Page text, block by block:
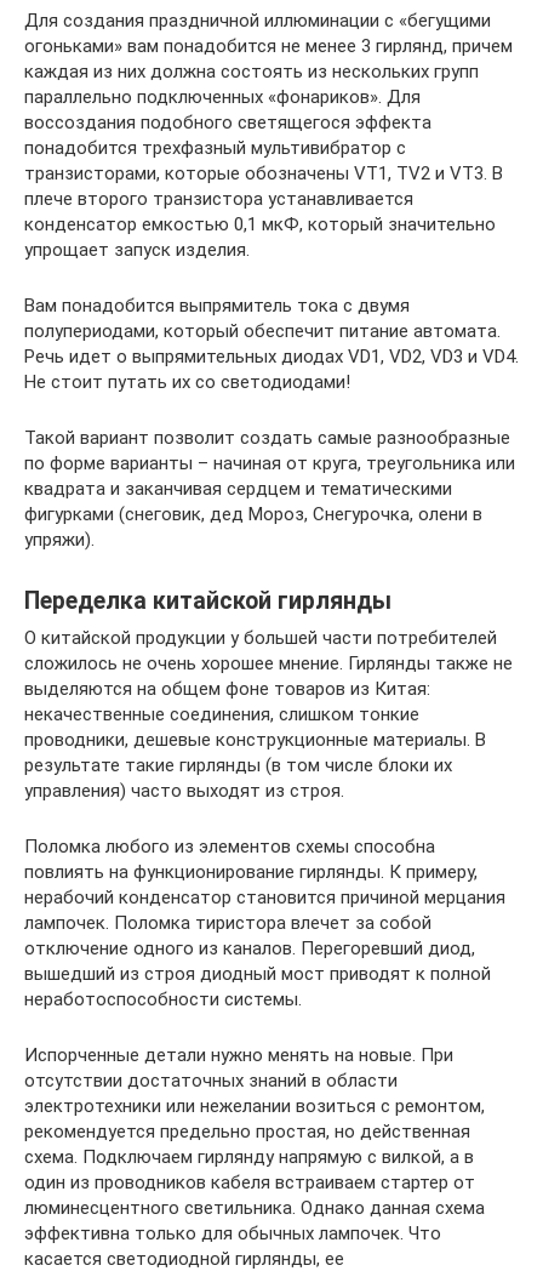
Для создания праздничной иллюминации с «бегущими
огоньками» вам понадобится не менее 3 гирлянд, причем
каждая из них должна состоять из нескольких групп
параллельно подключенных «фонариков». Для
воссоздания подобного светящегося эффекта
понадобится трехфазный мультивибратор с
транзисторами, которые обозначены VT1, TV2 и VT3. В
плече второго транзистора устанавливается
конденсатор емкостью 0,1 мкФ, который значительно
упрощает запуск изделия.
Вам понадобится выпрямитель тока с двумя
полупериодами, который обеспечит питание автомата.
Речь идет о выпрямительных диодах VD1, VD2, VD3 и VD4.
Не стоит путать их со светодиодами!
Такой вариант позволит создать самые разнообразные
по форме варианты – начиная от круга, треугольника или
квадрата и заканчивая сердцем и тематическими
фигурками (снеговик, дед Мороз, Снегурочка, олени в
упряжи).
Переделка китайской гирлянды
О китайской продукции у большей части потребителей
сложилось не очень хорошее мнение. Гирлянды также не
выделяются на общем фоне товаров из Китая:
некачественные соединения, слишком тонкие
проводники, дешевые конструкционные материалы. В
результате такие гирлянды (в том числе блоки их
управления) часто выходят из строя.
Поломка любого из элементов схемы способна
повлиять на функционирование гирлянды. К примеру,
нерабочий конденсатор становится причиной мерцания
лампочек. Поломка тиристора влечет за собой
отключение одного из каналов. Перегоревший диод,
вышедший из строя диодный мост приводят к полной
неработоспособности системы.
Испорченные детали нужно менять на новые. При
отсутствии достаточных знаний в области
электротехники или нежелании возиться с ремонтом,
рекомендуется предельно простая, но действенная
схема. Подключаем гирлянду напрямую с вилкой, а в
один из проводников кабеля встраиваем стартер от
люминесцентного светильника. Однако данная схема
эффективна только для обычных лампочек. Что
касается светодиодной гирлянды, ее